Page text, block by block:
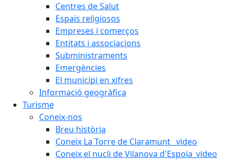
Centres de Salut
Espais religiosos
Empreses i comerços
Entitats i associacions
Subministraments
Emergències
El municipi en xifres
Informació geogràfica
Turisme
Coneix-nos
Breu història
Coneix La Torre de Claramunt _video
Coneix el nucli de Vilanova d'Espoia_video